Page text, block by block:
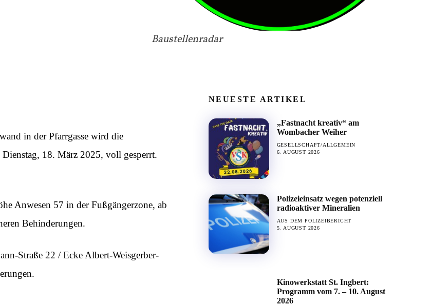
Baustellenradar
in der Pfarrgasse wird die
18. März 2025, voll gesperrt.
Anwesen 57 in der Fußgängerzone, ab
Behinderungen.
Straße 22 / Ecke Albert-Weisgerber-
NEUESTE ARTIKEL
„Fastnacht kreativ“ am
Wombacher Weiher
GESELLSCHAFT/ALLGEMEIN
6. AUGUST 2026
Polizeieinsatz wegen potenziell
radioaktiver Mineralien
AUS DEM POLIZEIBERICHT
5. AUGUST 2026
Kinowerkstatt St. Ingbert:
Programm vom 7. – 10. August
2026